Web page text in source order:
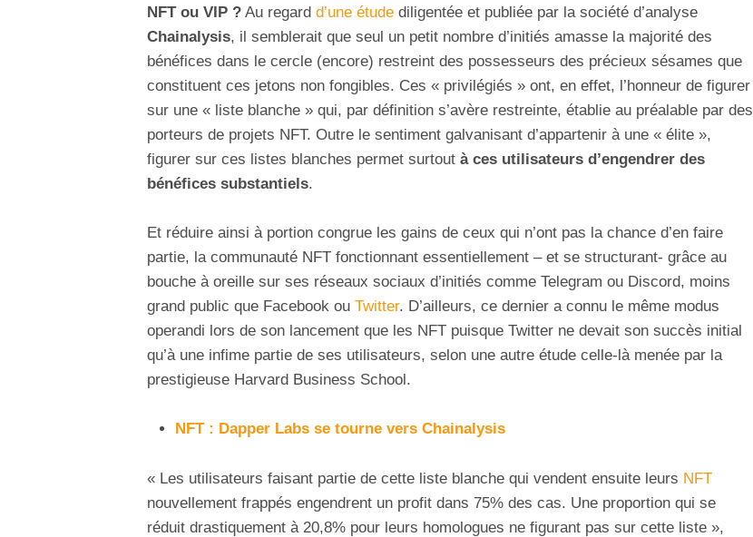
NFT ou VIP ? Au regard d’une étude diligentée et publiée par la société d’analyse
Chainalysis, il semblerait que seul un petit nombre d’initiés amasse la majorité des
bénéfices dans le cercle (encore) restreint des possesseurs des précieux sésames que
constituent ces jetons non fongibles. Ces « privilégiés » ont, en effet, l’honneur de figurer
sur une « liste blanche » qui, par définition s’avère restreinte, établie au préalable par des
porteurs de projets NFT. Outre le sentiment galvanisant d’appartenir à une « élite »,
figurer sur ces listes blanches permet surtout à ces utilisateurs d’engendrer des
bénéfices substantiels.
Et réduire ainsi à portion congrue les gains de ceux qui n’ont pas la chance d’en faire
partie, la communauté NFT fonctionnant essentiellement – et se structurant- grâce au
bouche à oreille sur ses réseaux sociaux d’initiés comme Telegram ou Discord, moins
grand public que Facebook ou Twitter. D’ailleurs, ce dernier a connu le même modus
operandi lors de son lancement que les NFT puisque Twitter ne devait son succès initial
qu’à une infime partie de ses utilisateurs, selon une autre étude celle-là menée par la
prestigieuse Harvard Business School.
NFT : Dapper Labs se tourne vers Chainalysis
« Les utilisateurs faisant partie de cette liste blanche qui vendent ensuite leurs NFT
nouvellement frappés engendrent un profit dans 75% des cas. Une proportion qui se
réduit drastiquement à 20,8% pour leurs homologues ne figurant pas sur cette liste »,